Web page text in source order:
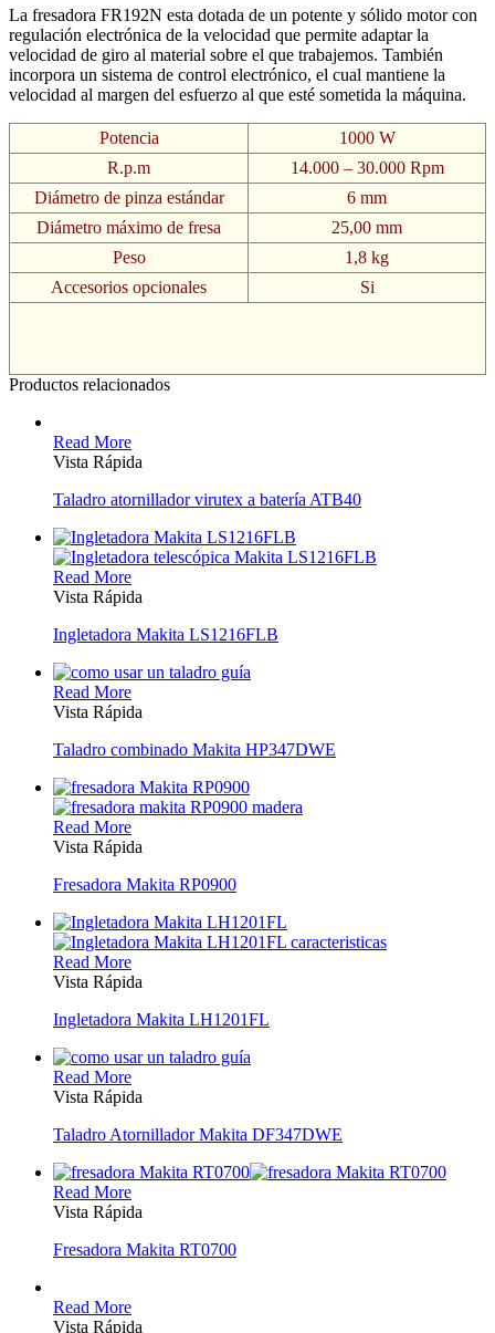
La fresadora FR192N esta dotada de un potente y sólido motor con
regulación electrónica de la velocidad que permite adaptar la
velocidad de giro al material sobre el que trabajemos. También
incorpora un sistema de control electrónico, el cual mantiene la
velocidad al margen del esfuerzo al que esté sometida la máquina.
Potencia
1000 W
R.p.m
14.000 – 30.000 Rpm
Diámetro de pinza estándar
6 mm
Diámetro máximo de fresa
25,00 mm
Peso
1,8 kg
Accesorios opcionales
Si
Productos relacionados
Read More
Vista Rápida
Taladro atornillador virutex a batería ATB40
Read More
Vista Rápida
Ingletadora Makita LS1216FLB
Read More
Vista Rápida
Taladro combinado Makita HP347DWE
Read More
Vista Rápida
Fresadora Makita RP0900
Read More
Vista Rápida
Ingletadora Makita LH1201FL
Read More
Vista Rápida
Taladro Atornillador Makita DF347DWE
Read More
Vista Rápida
Fresadora Makita RT0700
Read More
Vista Rápida